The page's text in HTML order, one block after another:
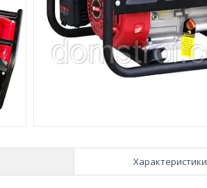
Характеристики